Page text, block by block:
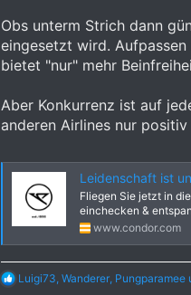
Obs unterm Strich dann
eingesetzt wird.
bietet "nur" mehr
Aber Konkurrenz ist auf
anderen Airlines nur positiv
Leidenschaft ist
Fliegen Sie jetzt in
einchecken &
www.condor.com
RLuigi73, Wanderer, Pungparamee